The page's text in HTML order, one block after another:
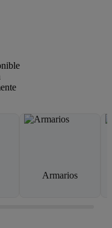
Armarios